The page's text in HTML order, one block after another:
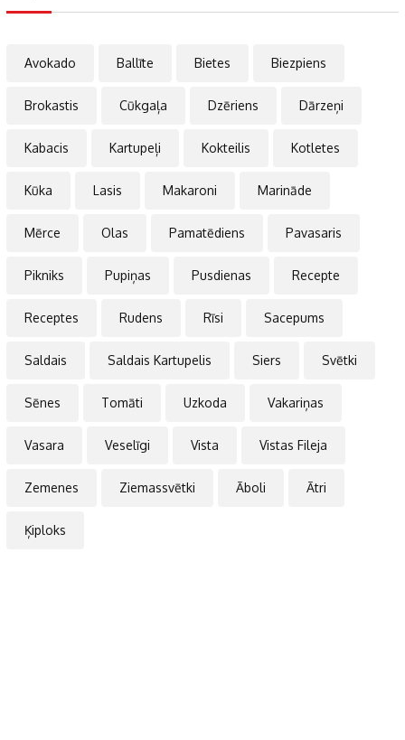
Avokado Ballīte Bietes Biezpiens
Brokastis Cūkgaļa Dzēriens Dārzeņi
Kabacis Kartupeļi Kokteilis Kotletes
Kūka Lasis Makaroni Marināde
Mērce Olas Pamatēdiens Pavasaris
Pikniks Pupiņas Pusdienas Recepte
Receptes Rudens Rīsi Sacepums
Saldais Saldais Kartupelis Siers Svētki
Sēnes Tomāti Uzkoda Vakariņas
Vasara Veselīgi Vista Vistas Fileja
Zemenes Ziemassvētki Āboli Ātri
Ķiploks